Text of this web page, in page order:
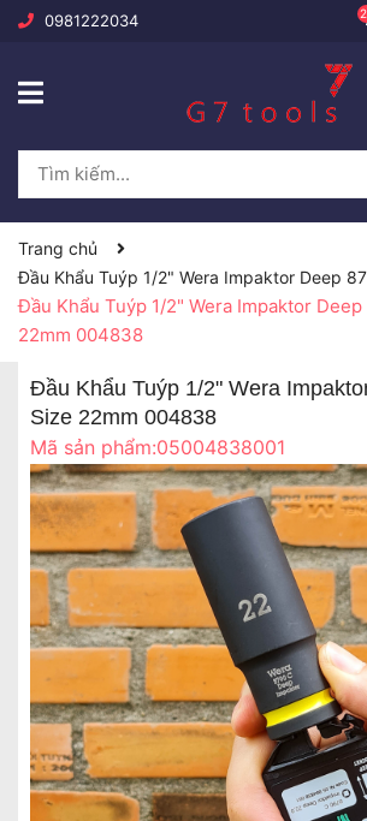
0981222034
Trang chủ
Đầu Khẩu Tuýp 1/2" Wera Impaktor Deep
Đầu Khẩu Tuýp 1/2" Wera Impaktor
22mm 004838
Đầu Khẩu Tuýp 1/2" Wera
Size 22mm 004838
Mã sản phẩm:05004838001